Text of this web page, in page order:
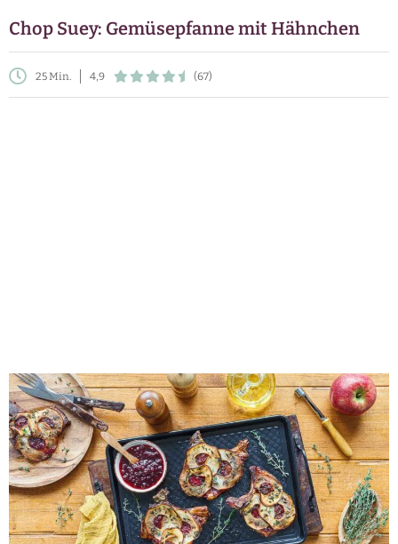
Chop Suey: Gemüsepfanne mit Hähnchen
25 Min. 4,9 (67)